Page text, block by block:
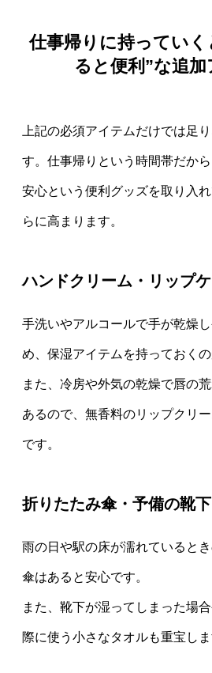
仕事帰りに持ってい
ると便利”な追
上記の必須アイテムだけでは足
す。仕事帰りという時間帯だか
安心という便利グッズを取り入
らに高まります。
ハンドクリーム・リップ
手洗いやアルコールで手が乾燥
め、保湿アイテムを持っておくの
また、冷房や外気の乾燥で唇の
あるので、無香料のリップクリ
です。
折りたたみ傘・予備の靴
雨の日や駅の床が濡れていると
傘はあると安心です。
また、靴下が湿ってしまった場
際に使う小さなタオルも重宝しま